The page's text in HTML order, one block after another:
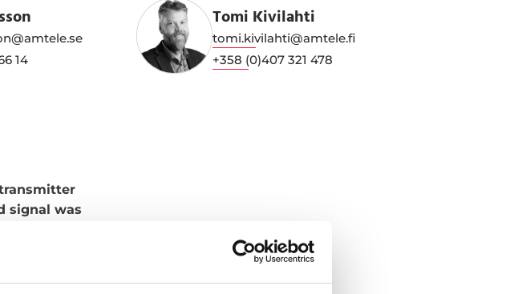
14
Tomi Kivilahti
tomi.kivilahti@amtele.fi
+358 (0)407 321 478
signal was
DF